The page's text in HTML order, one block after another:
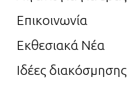
Επικοινωνία
Εκθεσιακά Νέα
Ιδέες διακόσμησης